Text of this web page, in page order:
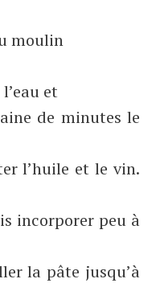
moulin
et
de minutes le
l’huile et le vin.
incorporer peu à
la pâte jusqu’à